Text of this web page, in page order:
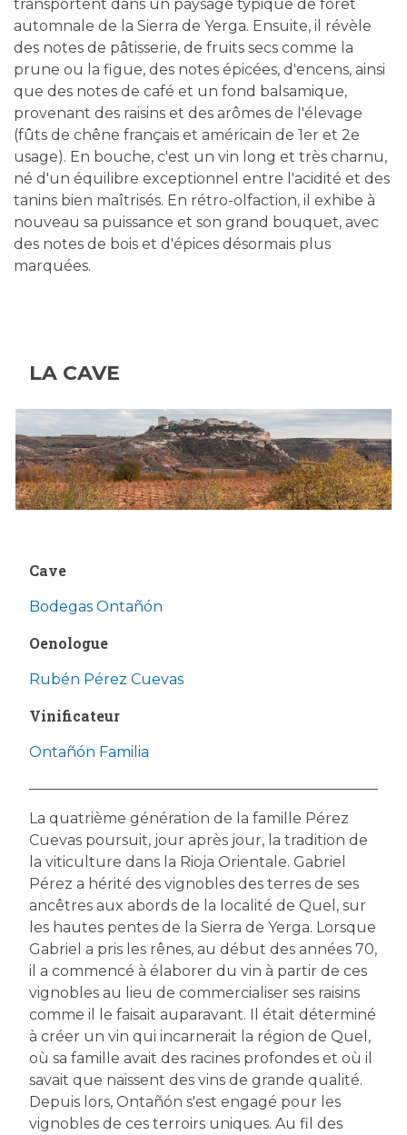
transportent dans un paysage typique de forêt
automnale de la Sierra de Yerga. Ensuite, il révèle
des notes de pâtisserie, de fruits secs comme la
prune ou la figue, des notes épicées, d'encens, ainsi
que des notes de café et un fond balsamique,
provenant des raisins et des arômes de l'élevage
(fûts de chêne français et américain de 1er et 2e
usage). En bouche, c'est un vin long et très charnu,
né d'un équilibre exceptionnel entre l'acidité et des
tanins bien maîtrisés. En rétro-olfaction, il exhibe à
nouveau sa puissance et son grand bouquet, avec
des notes de bois et d'épices désormais plus
marquées.
LA CAVE
Cave
Bodegas Ontañón
Oenologue
Rubén Pérez Cuevas
Vinificateur
Ontañón Familia
La quatrième génération de la famille Pérez
Cuevas poursuit, jour après jour, la tradition de
la viticulture dans la Rioja Orientale. Gabriel
Pérez a hérité des vignobles des terres de ses
ancêtres aux abords de la localité de Quel, sur
les hautes pentes de la Sierra de Yerga. Lorsque
Gabriel a pris les rênes, au début des années 70,
il a commencé à élaborer du vin à partir de ces
vignobles au lieu de commercialiser ses raisins
comme il le faisait auparavant. Il était déterminé
à créer un vin qui incarnerait la région de Quel,
où sa famille avait des racines profondes et où il
savait que naissent des vins de grande qualité.
Depuis lors, Ontañón s'est engagé pour les
vignobles de ces terroirs uniques. Au fil des